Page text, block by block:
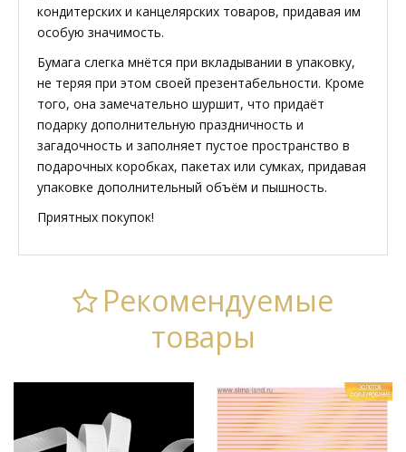
кондитерских и канцелярских товаров, придавая им
особую значимость.
Бумага слегка мнётся при вкладывании в упаковку,
не теряя при этом своей презентабельности. Кроме
того, она замечательно шуршит, что придаёт
подарку дополнительную праздничность и
загадочность и заполняет пустое пространство в
подарочных коробках, пакетах или сумках, придавая
упаковке дополнительный объём и пышность.
Приятных покупок!
Рекомендуемые
товары